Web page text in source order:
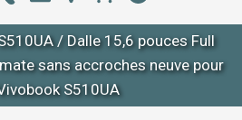
/ Dalle 15,6 pouces Full
sans accroches neuve pour
S510UA